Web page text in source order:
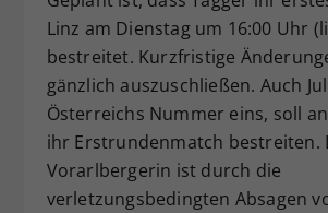
Linz am Dienstag um 16:00 Uhr
bestreitet. Kurzfristige
gänzlich auszuschließen. Auch
Österreichs Nummer eins, soll
ihr Erstrundenmatch bestreiten.
Vorarlbergerin ist durch die
verletzungsbedingten Absagen